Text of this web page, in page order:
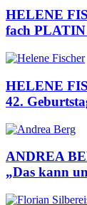
HELENE
fach PLATIN
HELENE
42.
ANDREA
„Das kann